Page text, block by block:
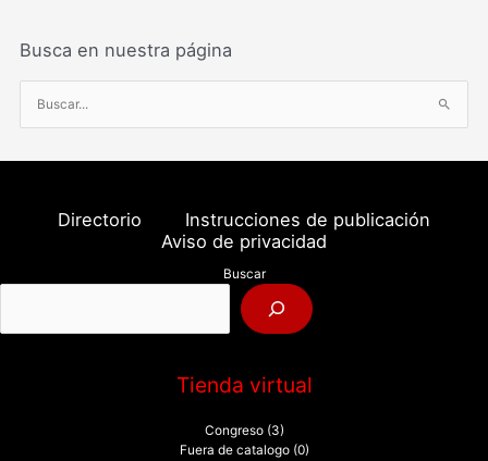
Busca en nuestra página
u
s
o
:
Directorio
Instrucciones de publicación
Aviso de privacidad
Buscar
Tienda virtual
Congreso (3)
Fuera de catalogo (0)